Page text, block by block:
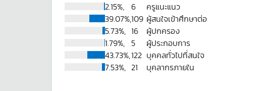
2.15%, 6
ครูแนะแนว
39.07%,109 ผู้สนใจเข้าศึกษาต่อ
5.73%, 16
ผู้ปกครอง
1.79%, 5
ผู้ประกอบการ
43.73%,122 บุคคลทั่วไปที่สนใจ
7.53%, 21 บุคลากรภายใน